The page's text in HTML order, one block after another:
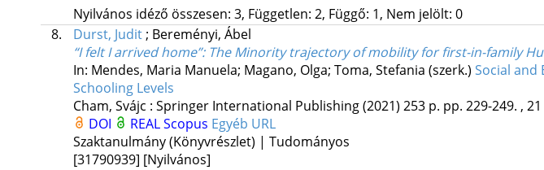
Nyilvános idéző összesen: 3, Független: 2, Függő: 1, Nem jelölt: 0
8.
Durst, Judit; Bereményi, Ábel
“I felt I arrived home”: The Minority trajectory of mobility for first-in-family
In: Mendes, Maria Manuela; Magano, Olga; Toma, Stefania (szerk.) Social and
Schooling Levels
Cham, Svájc : Springer International Publishing(2021) 253 p. pp. 229-249. ,
DOI
REALScopus Egyéb URL
Szaktanulmány (Könyvrészlet) | Tudományos
[31790939] [Nyilvános]